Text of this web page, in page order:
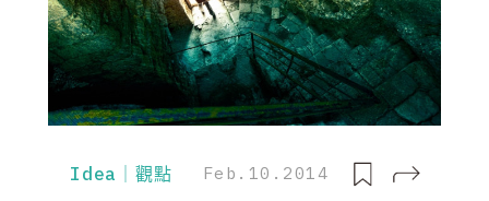
Idea｜觀點 Feb.10.2014